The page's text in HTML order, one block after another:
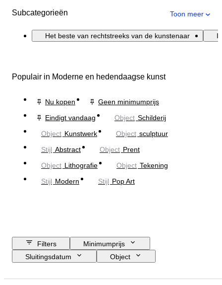
Subcategorieën Toon meer
Het beste van rechtstreeks van de kunstenaar
Populair in Moderne en hedendaagse kunst
Nu kopen
Geen minimumprijs
Eindigt vandaag
Object Schilderij
Object Kunstwerk Object sculptuur
Stijl Abstract Object Prent
Object Lithografie Object Tekening
Stijl Modern Stijl Pop Art
Filters
Minimumprijs
Sluitingsdatum
Object